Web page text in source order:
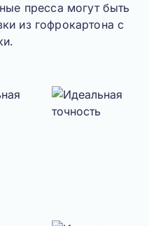
пресса могут быть
из гофрокартона с